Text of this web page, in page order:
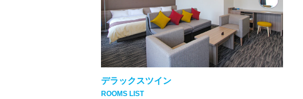
デラックスツイン
ROOMS LIST